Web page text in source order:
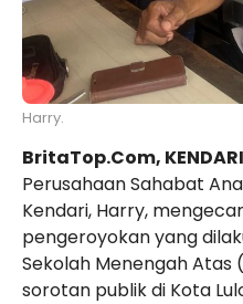
Harry.
BritaTop.Com,
Perusahaan Sahabat
Kendari, Harry,
pengeroyokan yang
Sekolah Menengah Atas
sorotan publik di Kota